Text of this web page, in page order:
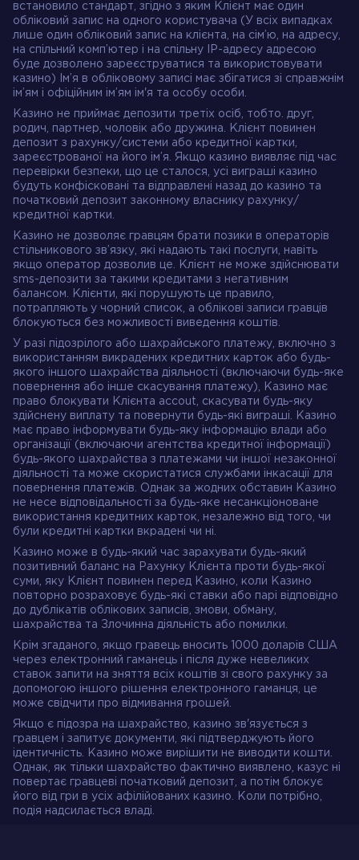
встановило стандарт, згідно з яким Клієнт має один
обліковий запис на одного користувача (У всіх випадках
лише один обліковий запис на клієнта, на сім’ю, на адресу,
на спільний комп’ютер і на спільну IP-адресу адресою
буде дозволено зареєструватися та використовувати
казино) Ім’я в обліковому записі має збігатися зі справжнім
ім’ям і офіційним ім’ям ім'я та особу особи.
Казино не приймає депозити третіх осіб, тобто. друг,
родич, партнер, чоловік або дружина. Клієнт повинен
депозит з рахунку/системи або кредитної картки,
зареєстрованої на його ім’я. Якщо казино виявляє під час
перевірки безпеки, що це сталося, усі виграші казино
будуть конфісковані та відправлені назад до казино та
початковий депозит законному власнику рахунку/
кредитної картки.
Казино не дозволяє гравцям брати позики в операторів
стільникового зв’язку, які надають такі послуги, навіть
якщо оператор дозволив це. Клієнт не може здійснювати
sms-депозити за такими кредитами з негативним
балансом. Клієнти, які порушують це правило,
потрапляють у чорний список, а облікові записи гравців
блокуються без можливості виведення коштів.
У разі підозрілого або шахрайського платежу, включно з
використанням викрадених кредитних карток або будь-
якого іншого шахрайства діяльності (включаючи будь-яке
повернення або інше скасування платежу), Казино має
право блокувати Клієнта accout, скасувати будь-яку
здійснену виплату та повернути будь-які виграші. Казино
має право інформувати будь-яку інформацію влади або
організації (включаючи агентства кредитної інформації)
будь-якого шахрайства з платежами чи іншої незаконної
діяльності та може скористатися службами інкасації для
повернення платежів. Однак за жодних обставин Казино
не несе відповідальності за будь-яке несанкціоноване
використання кредитних карток, незалежно від того, чи
були кредитні картки вкрадені чи ні.
Казино може в будь-який час зарахувати будь-який
позитивний баланс на Рахунку Клієнта проти будь-якої
суми, яку Клієнт повинен перед Казино, коли Казино
повторно розраховує будь-які ставки або парі відповідно
до дублікатів облікових записів, змови, обману,
шахрайства та Злочинна діяльність або помилки.
Крім згаданого, якщо гравець вносить 1000 доларів США
через електронний гаманець і після дуже невеликих
ставок запити на зняття всіх коштів зі свого рахунку за
допомогою іншого рішення електронного гаманця, це
може свідчити про відмивання грошей.
Якщо є підозра на шахрайство, казино зв'язується з
гравцем і запитує документи, які підтверджують його
ідентичність. Казино може вирішити не виводити кошти.
Однак, як тільки шахрайство фактично виявлено, казус ні
повертає гравцеві початковий депозит, а потім блокує
його від гри в усіх афілійованих казино. Коли потрібно,
подія надсилається владі.